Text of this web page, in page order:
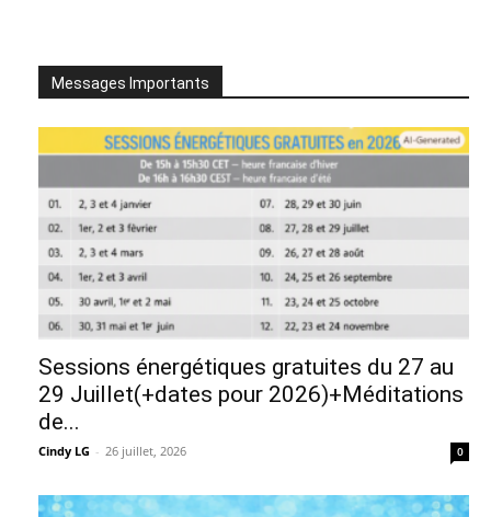
Messages Importants
Sessions énergétiques gratuites du 27 au
29 Juillet(+dates pour 2026)+Méditations
de...
Cindy LG - 26 juillet, 2026 0